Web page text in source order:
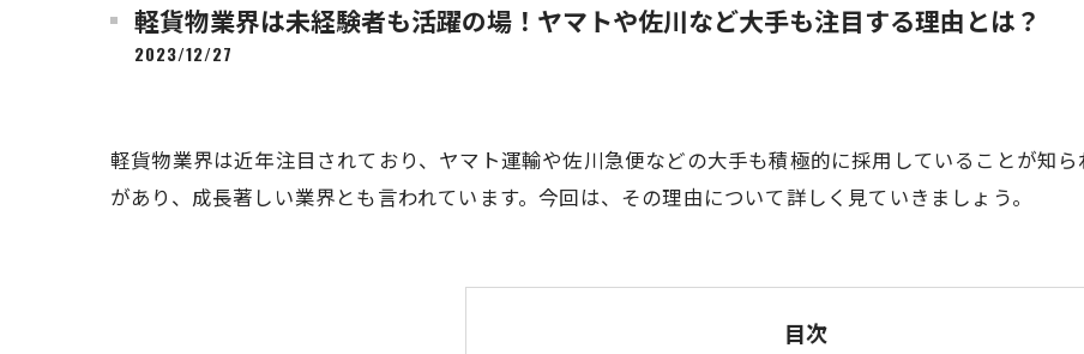
軽貨物業界は未経験者も活躍の場！ヤマトや佐川など大手も注目する理由とは？
2023/12/27
軽貨物業界は近年注目されており、ヤマト運輸や佐川急便などの大手も積極的に採用していることが知
があり、成長著しい業界とも言われています。今回は、その理由について詳しく見ていきましょう。
目次